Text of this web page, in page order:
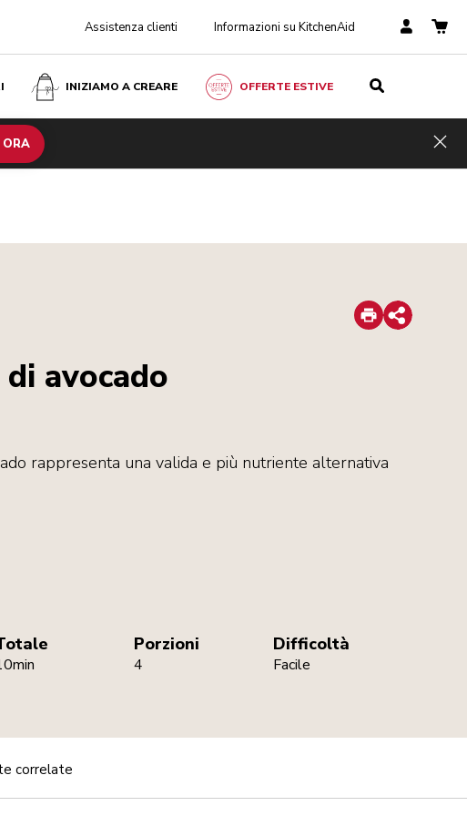
Assistenza clienti Informazioni su KitchenAid
INIZIAMO A CREARE OFFERTE ESTIVE
Print
Share
avocado
rappresenta una valida e più nutriente alternativa
Porzioni
4
Difficoltà
Facile
correlate